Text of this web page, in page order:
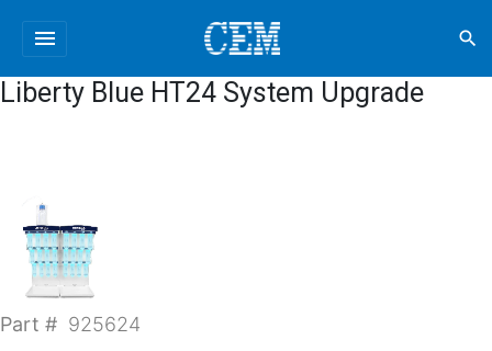
menu search
Liberty Blue HT24 System Upgrade
Part # 925624